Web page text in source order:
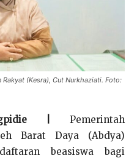
(Kesra), Cut Nurkhaziati. Foto:
|
Pemerintah
Barat Daya (Abdya)
beasiswa bagi